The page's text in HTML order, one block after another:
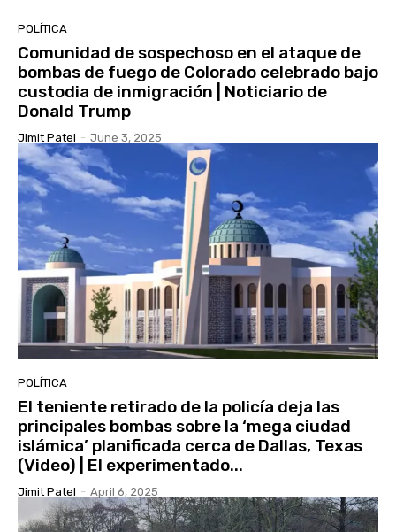
POLÍTICA
Comunidad de sospechoso en el ataque de
bombas de fuego de Colorado celebrado bajo
custodia de inmigración | Noticiario de
Donald Trump
Jimit Patel - June 3, 2025
POLÍTICA
El teniente retirado de la policía deja las
principales bombas sobre la ‘mega ciudad
islámica’ planificada cerca de Dallas, Texas
(Video) | El experimentado...
Jimit Patel - April 6, 2025